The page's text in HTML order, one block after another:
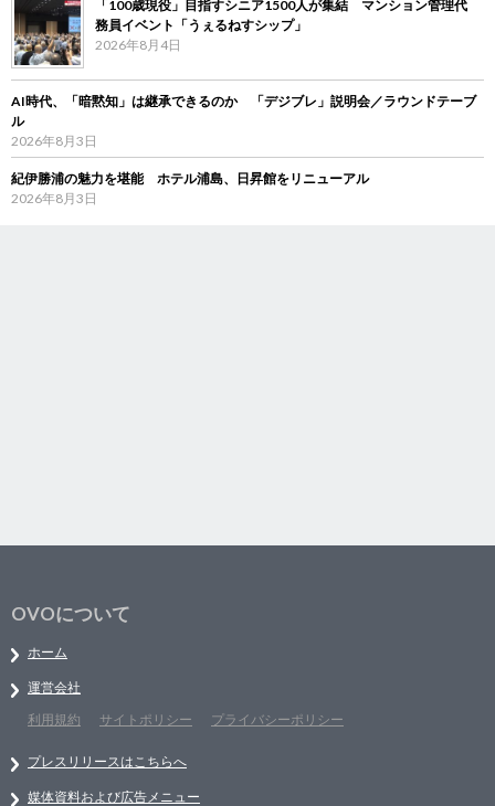
「100歳現役」目指すシニア1500人が集結 マンション管理代
務員イベント「うぇるねすシップ」
2026年8月4日
AI時代、「暗黙知」は継承できるのか 「デジブレ」説明会／ラウンドテーブ
ル
2026年8月3日
紀伊勝浦の魅力を堪能 ホテル浦島、日昇館をリニューアル
2026年8月3日
OVOについて
ホーム
運営会社
利用規約
サイトポリシー プライバシーポリシー
プレスリリースはこちらへ
媒体資料および広告メニュー